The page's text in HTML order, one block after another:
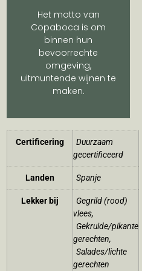
Het motto van
Copaboca is om
binnen hun
bevoorrechte
omgeving,
uitmuntende wijnen te
maken.
Certificering
Duurzaam
gecertificeerd
Landen Spanje
Lekker bij
Gegrild (rood)
vlees,
Gekruide/pikante
gerechten,
Salades/lichte
gerechten